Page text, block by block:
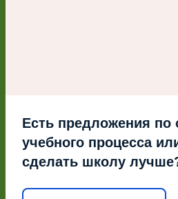
Есть предложения по
учебного процесса
сделать школу